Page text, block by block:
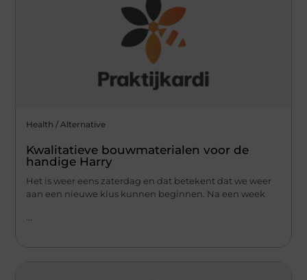
Health / Alternative
Kwalitatieve bouwmaterialen voor de
handige Harry
Het is weer eens zaterdag en dat betekent dat we weer
aan een nieuwe klus kunnen beginnen. Na een week